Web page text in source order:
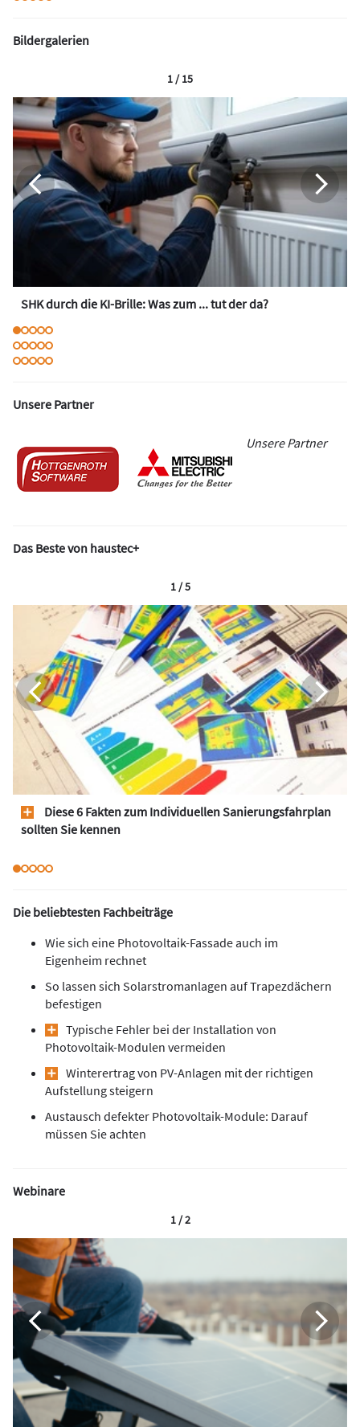
Bildergalerien
SHK durch die KI-Brille: Was zum ... tut der da?
1 / 15
Unsere Partner
Unsere Partner
Das Beste von haustec+
Diese 6 Fakten zum Individuellen Sanierungsfahrplan
sollten Sie kennen
1 / 5
Die beliebtesten Fachbeiträge
Wie sich eine Photovoltaik-Fassade auch im
Eigenheim rechnet
So lassen sich Solarstromanlagen auf Trapezdächern
befestigen
Typische Fehler bei der Installation von
Photovoltaik-Modulen vermeiden
Winterertrag von PV-Anlagen mit der richtigen
Aufstellung steigern
Austausch defekter Photovoltaik-Module: Darauf
müssen Sie achten
Webinare
1 / 2